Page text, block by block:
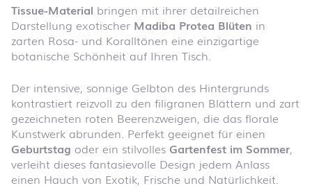
Tissue-Material bringen mit ihrer detailreichen
Darstellung exotischer Madiba Protea Blüten in
zarten Rosa- und Koralltönen eine einzigartige
botanische Schönheit auf Ihren Tisch.
Der intensive, sonnige Gelbton des Hintergrunds
kontrastiert reizvoll zu den filigranen Blättern und zart
gezeichneten roten Beerenzweigen, die das florale
Kunstwerk abrunden. Perfekt geeignet für einen
Geburtstag oder ein stilvolles Gartenfest im Sommer,
verleiht dieses fantasievolle Design jedem Anlass
einen Hauch von Exotik, Frische und Natürlichkeit.